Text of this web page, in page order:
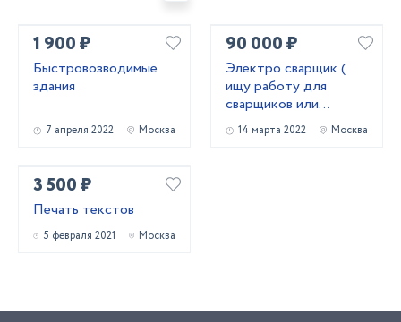
1 900 ₽
Быстровозводимые
здания
7 апреля 2022 Москва
90 000 ₽
Электро сварщик (
ищу работу для
сварщиков или
водителя )
14 марта 2022 Москва
3 500 ₽
Печать текстов
5 февраля 2021 Москва